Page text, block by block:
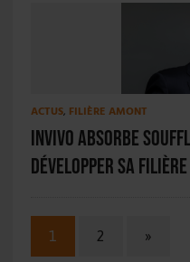
ACTUS, FILIÈRE AMONT
InVivo absorbe
développer sa filière
1 2 »